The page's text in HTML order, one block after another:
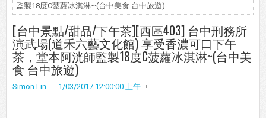
監製18度C菠蘿冰淇淋~(台中美食 台中旅遊)
[台中景點/甜品/下午茶][西區403] 台中刑務所
演武場(道禾六藝文化館) 享受香濃可口下午
茶，堂本阿洸師監製18度C菠蘿冰淇淋~(台中美
食 台中旅遊)
Simon Lin 1/03/2017 12:00:00 上午